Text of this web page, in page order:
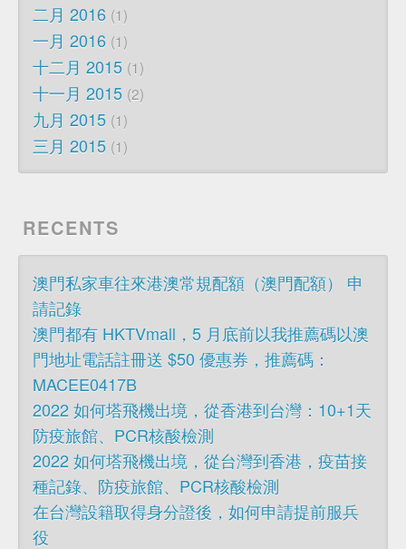
二月 2016 1
一月 2016 1
十二月 2015 1
十一月 2015 2
九月 2015 1
三月 2015 1
RECENTS
澳門私家車往來港澳常規配額（澳門配額） 申
請記錄
澳門都有 HKTVmall，5 月底前以我推薦碼以澳
門地址電話註冊送 $50 優惠券，推薦碼：
MACEE0417B
2022 如何塔飛機出境，從香港到台灣：10+1天
防疫旅館、PCR核酸檢測
2022 如何塔飛機出境，從台灣到香港，疫苗接
種記錄、防疫旅館、PCR核酸檢測
在台灣設籍取得身分證後，如何申請提前服兵
役